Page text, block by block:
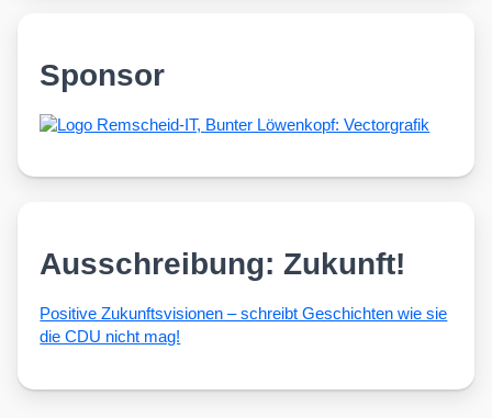
Sponsor
Ausschreibung: Zukunft!
Posi­ti­ve Zukunfts­vi­sio­nen – schreibt Geschich­ten wie sie
die CDU nicht mag!